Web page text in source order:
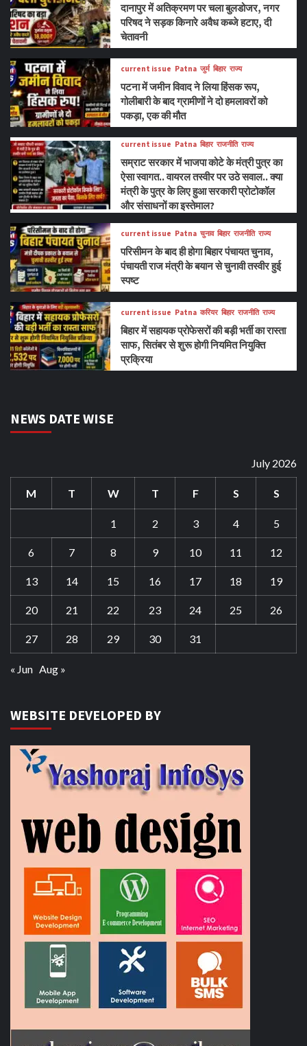
दानापुर में अतिक्रमण पर चला बुलडोजर, नगर
परिषद ने सड़क किनारे अवैध कब्जे हटाए, दी
चेतावनी
current issue Patna जुर्म बिहार राज्य
पटना में जमीन विवाद ने लिया हिंसक रूप,
गोलीबारी के बाद ग्रामीणों ने दो हमलावरों को
पकड़ा, एक की मौत
current issue Patna बिहार राजनीति राज्य
सम्राट सरकार में भाजपा कोटे के मंत्री पुत्र का
ऐसा स्वागत.. वायरल तस्वीर पर उठे सवाल.. क्या
मंत्री के पुत्र के लिए हुआ सरकारी प्रोटोकॉल
और संसाधनों का इस्तेमाल?
current issue Patna चुनाव बिहार राजनीति राज्य
परिसीमन के बाद ही होगा बिहार पंचायत चुनाव,
पंचायती राज मंत्री के बयान से चुनावी तस्वीर हुई
स्पष्ट
current issue Patna करियर बिहार राजनीति राज्य
बिहार में सहायक प्रोफेसरों की बड़ी भर्ती का रास्ता
साफ, सितंबर से शुरू होगी नियमित नियुक्ति
प्रक्रिया
NEWS DATE WISE
July 2026
M T W T F S S
1 2 3 4 5
6 7 8 9 10 11 12
13 14 15 16 17 18 19
20 21 22 23 24 25 26
27 28 29 30 31
« Jun Aug »
WEBSITE DEVELOPED BY